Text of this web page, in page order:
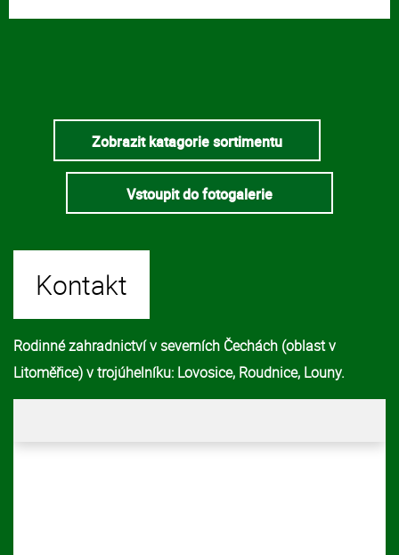
Zobrazit katagorie sortimentu
Vstoupit do fotogalerie
Kontakt
Rodinné zahradnictví v severních Čechách (oblast v
Litoměřice) v trojúhelníku: Lovosice, Roudnice, Louny.